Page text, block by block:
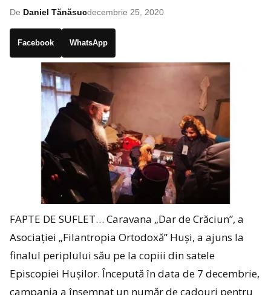
De Daniel Tănăsucdecembrie 25, 2020
Facebook WhatsApp
FAPTE DE SUFLET… Caravana „Dar de Crăciun”, a
Asociației „Filantropia Ortodoxă” Huși, a ajuns la
finalul periplului său pe la copiii din satele
Episcopiei Hușilor. Începută în data de 7 decembrie,
campania a însemnat un număr de cadouri pentru